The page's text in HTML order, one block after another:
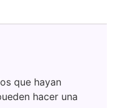
que hayan
hacer una